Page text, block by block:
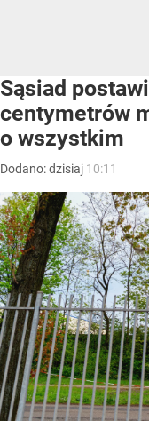
Sąsiad
centymetrów
o wszystkim
Dodano:dzisiaj 10:11